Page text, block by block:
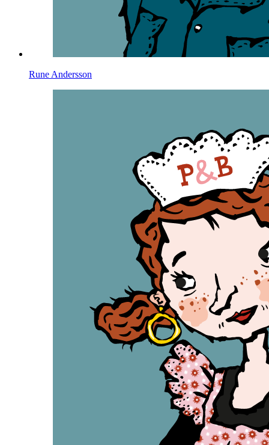
Rune Andersson